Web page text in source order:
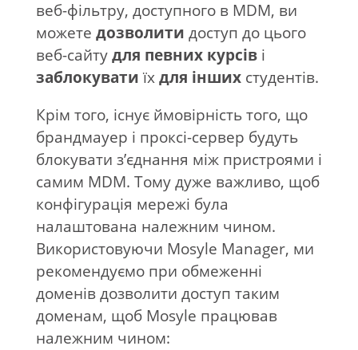
веб-фільтру, доступного в MDM, ви
можете дозволити доступ до цього
веб-сайтудля певних курсіві
заблокувати їхдля іншихстудентів.
Крім того, існує ймовірність того, що
брандмауер і проксі-сервер будуть
блокувати з’єднання між пристроями і
самим MDM. Тому дуже важливо, щоб
конфігурація мережі була
налаштована належним чином.
Використовуючи Mosyle Manager, ми
рекомендуємо при обмеженні
доменів дозволити доступ таким
доменам, щоб Mosyle працював
належним чином: